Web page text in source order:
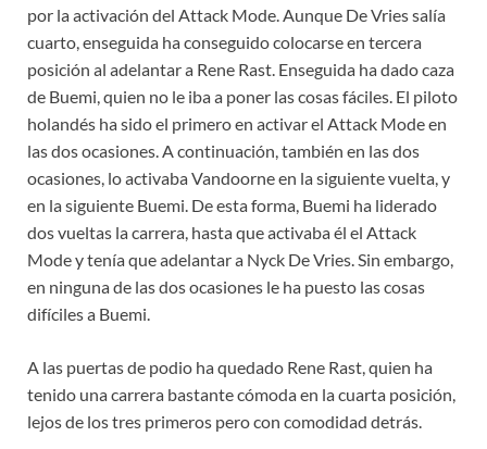
por la activación del Attack Mode. Aunque De Vries salía
cuarto, enseguida ha conseguido colocarse en tercera
posición al adelantar a Rene Rast. Enseguida ha dado caza
de Buemi, quien no le iba a poner las cosas fáciles. El piloto
holandés ha sido el primero en activar el Attack Mode en
las dos ocasiones. A continuación, también en las dos
ocasiones, lo activaba Vandoorne en la siguiente vuelta, y
en la siguiente Buemi. De esta forma, Buemi ha liderado
dos vueltas la carrera, hasta que activaba él el Attack
Mode y tenía que adelantar a Nyck De Vries. Sin embargo,
en ninguna de las dos ocasiones le ha puesto las cosas
difíciles a Buemi.
A las puertas de podio ha quedado Rene Rast, quien ha
tenido una carrera bastante cómoda en la cuarta posición,
lejos de los tres primeros pero con comodidad detrás.